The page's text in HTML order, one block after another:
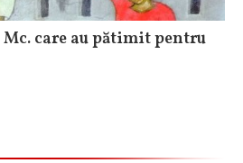
Mc. care au pătimit pentru